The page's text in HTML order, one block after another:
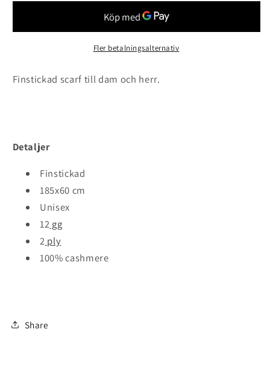
Fler betalningsalternativ
Finstickad scarf till dam och herr.
Detaljer
Finstickad
185x60 cm
Unisex
12 gg
2 ply
100% cashmere
Share